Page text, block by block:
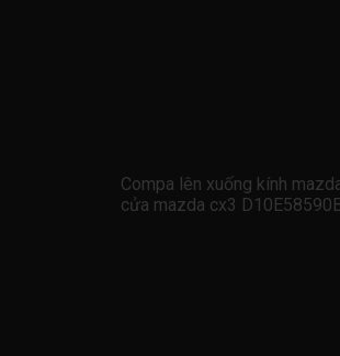
Compa lên xuống kính
cửa mazda cx3